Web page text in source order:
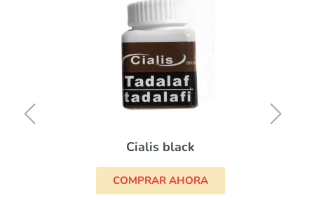
Cialis black
COMPRAR AHORA